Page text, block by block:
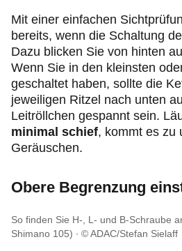
Mit einer einfachen
bereits, wenn die Schaltung
Dazu blicken Sie von hinten
Wenn Sie in den kleinsten
geschaltet haben, sollte die
jeweiligen Ritzel nach unten
Leitröllchen gespannt sein.
minimal schief, kommt es zu
Geräuschen.
Obere Begrenzung
So finden Sie H-, L- und B-Schraube
Shimano 105)
© ADAC/Stefan Sielaff